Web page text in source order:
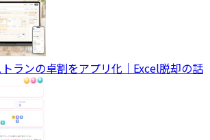
ランの卓割をアプリ化｜Excel脱却の話